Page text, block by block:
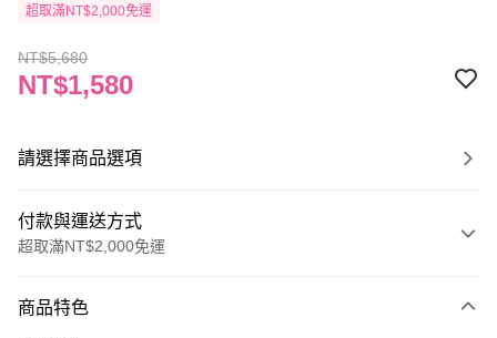
超取滿NT$2,000免運
NT$5,680
NT$1,580
請選擇商品選項
付款與運送方式
超取滿NT$2,000免運
信用卡一次付款
商品特色